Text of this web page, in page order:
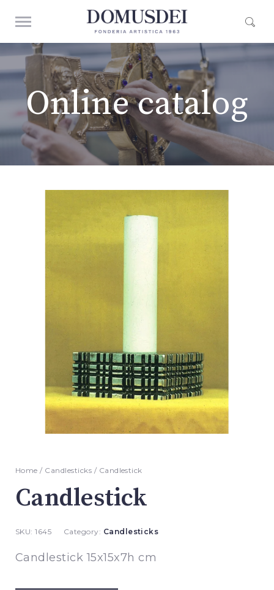
Online catalog
Home / Candlesticks / Candlestick
Candlestick
SKU:1645 Category: Candlesticks
Candlestick 15x15x7h cm